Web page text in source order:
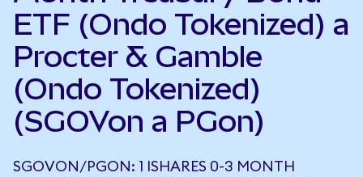
ETF (Ondo Tokenized) a
Procter & Gamble
(Ondo Tokenized)
(SGOVon a PGon)
SGOVON/PGON: 1 ISHARES 0-3 MONTH